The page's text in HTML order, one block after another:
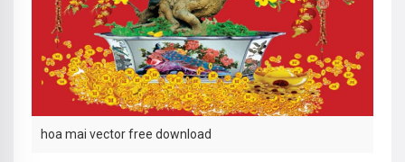
hoa mai vector free download